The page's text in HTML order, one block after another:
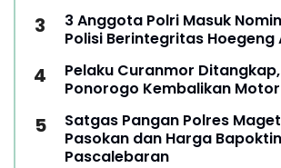
3 Anggota Polri Masuk
Polisi Berintegritas Hoegeng
Pelaku Curanmor
Ponorogo Kembalikan
Satgas Pangan Polres
Pasokan dan Harga
Pascalebaran